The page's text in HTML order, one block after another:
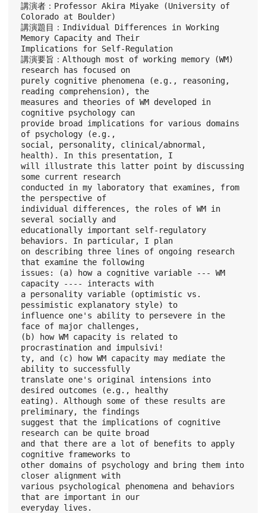
講演者：Professor Akira Miyake (University of
Colorado at Boulder)
講演題目：Individual Differences in Working
Memory Capacity and Their
Implications for Self-Regulation
講演要旨：Although most of working memory (WM)
research has focused on
purely cognitive phenomena (e.g., reasoning,
reading comprehension), the
measures and theories of WM developed in
cognitive psychology can
provide broad implications for various domains
of psychology (e.g.,
social, personality, clinical/abnormal,
health). In this presentation, I
will illustrate this latter point by discussing
some current research
conducted in my laboratory that examines, from
the perspective of
individual differences, the roles of WM in
several socially and
educationally important self-regulatory
behaviors. In particular, I plan
on describing three lines of ongoing research
that examine the following
issues: (a) how a cognitive variable --- WM
capacity ---- interacts with
a personality variable (optimistic vs.
pessimistic explanatory style) to
influence one's ability to persevere in the
face of major challenges,
(b) how WM capacity is related to
procrastination and impulsivi!
ty, and (c) how WM capacity may mediate the
ability to successfully
translate one's original intensions into
desired outcomes (e.g., healthy
eating). Although some of these results are
preliminary, the findings
suggest that the implications of cognitive
research can be quite broad
and that there are a lot of benefits to apply
cognitive frameworks to
other domains of psychology and bring them into
closer alignment with
various psychological phenomena and behaviors
that are important in our
everyday lives.